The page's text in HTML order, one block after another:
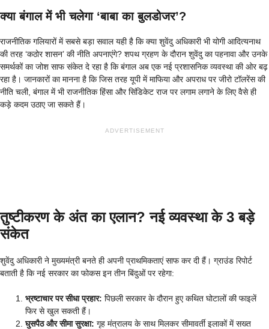
क्या बंगाल में भी चलेगा ‘बाबा का बुलडोजर’?
राजनीतिक गलियारों में सबसे बड़ा सवाल यही है कि क्या शुवेंदु अधिकारी भी योगी आदित्यनाथ
की तरह ‘कठोर शासन’ की नीति अपनाएंगे? शपथ ग्रहण के दौरान शुवेंदु का पहनावा और उनके
समर्थकों का जोश साफ संकेत दे रहा है कि बंगाल अब एक नई प्रशासनिक व्यवस्था की ओर बढ़
रहा है। जानकारों का मानना है कि जिस तरह यूपी में माफिया और अपराध पर जीरो टॉलरेंस की
नीति चली, बंगाल में भी राजनीतिक हिंसा और सिंडिकेट राज पर लगाम लगाने के लिए वैसे ही
कड़े कदम उठाए जा सकते हैं।
ADVERTISEMENT
तुष्टीकरण के अंत का एलान? नई व्यवस्था के 3 बड़े
संकेत
शुवेंदु अधिकारी ने मुख्यमंत्री बनते ही अपनी प्राथमिकताएं साफ कर दी हैं। ग्राउंड रिपोर्ट
बताती है कि नई सरकार का फोकस इन तीन बिंदुओं पर रहेगा:
भ्रष्टाचार पर सीधा प्रहार: पिछली सरकार के दौरान हुए कथित घोटालों की फाइलें
फिर से खुल सकती हैं।
घुसपैठ और सीमा सुरक्षा: गृह मंत्रालय के साथ मिलकर सीमावर्ती इलाकों में सख्त